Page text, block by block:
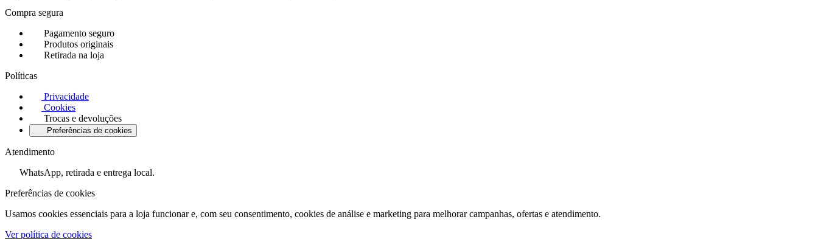
Compra segura
Pagamento seguro
Produtos originais
Retirada na loja
Políticas
Privacidade
Cookies
Trocas e devoluções
Preferências de cookies
Atendimento
WhatsApp, retirada e entrega local.
Preferências de cookies
Usamos cookies essenciais para a loja funcionar e, com seu consentimento, cookies de análise e marketing para melhorar campanhas, ofertas e atendimento.
Ver política de cookies